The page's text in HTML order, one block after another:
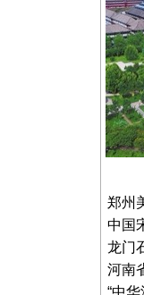
郑州
中国
龙门
河南
“中